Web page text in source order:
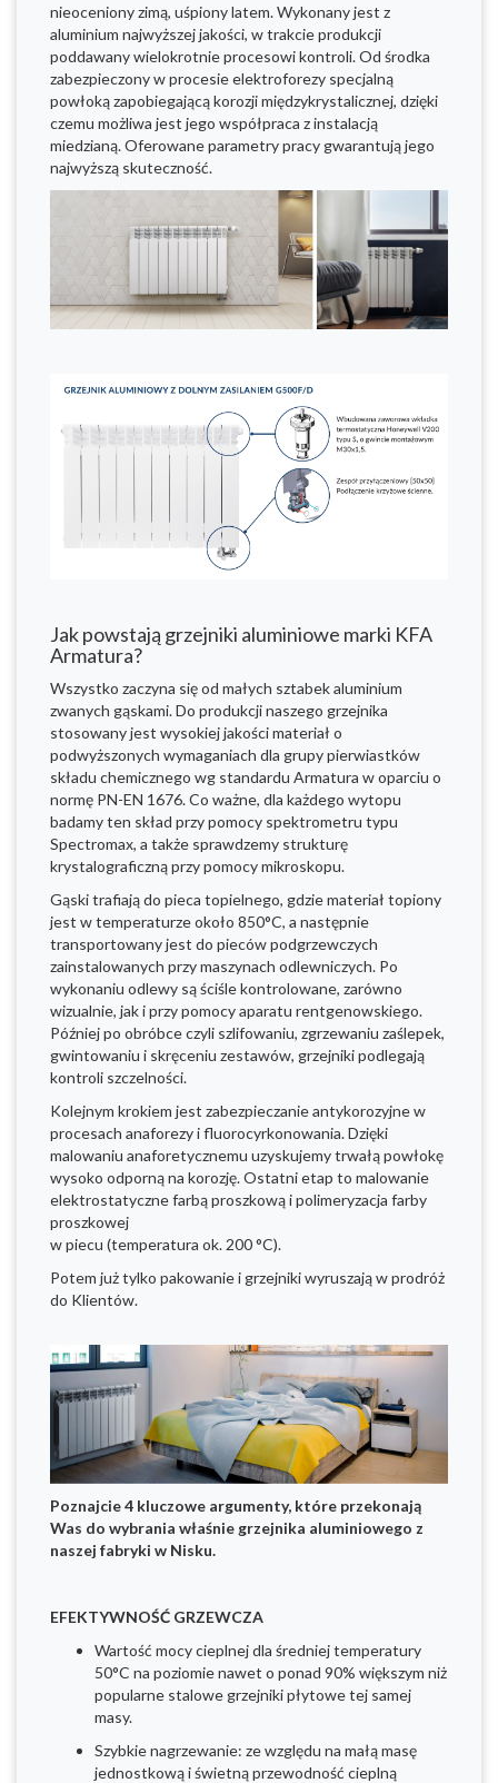
nieoceniony zimą, uśpiony latem. Wykonany jest z
aluminium najwyższej jakości, w trakcie produkcji
poddawany wielokrotnie procesowi kontroli. Od środka
zabezpieczony w procesie elektroforezy specjalną
powłoką zapobiegającą korozji międzykrystalicznej, dzięki
czemu możliwa jest jego współpraca z instalacją
miedzianą. Oferowane parametry pracy gwarantują jego
najwyższą skuteczność.
Jak powstają grzejniki aluminiowe marki KFA
Armatura?
Wszystko zaczyna się od małych sztabek aluminium
zwanych gąskami. Do produkcji naszego grzejnika
stosowany jest wysokiej jakości materiał o
podwyższonych wymaganiach dla grupy pierwiastków
składu chemicznego wg standardu Armatura w oparciu o
normę PN-EN 1676. Co ważne, dla każdego wytopu
badamy ten skład przy pomocy spektrometru typu
Spectromax, a także sprawdzemy strukturę
krystalograficzną przy pomocy mikroskopu.
Gąski trafiają do pieca topielnego, gdzie materiał topiony
jest w temperaturze około 850°C, a następnie
transportowany jest do pieców podgrzewczych
zainstalowanych przy maszynach odlewniczych. Po
wykonaniu odlewy są ściśle kontrolowane, zarówno
wizualnie, jak i przy pomocy aparatu rentgenowskiego.
Później po obróbce czyli szlifowaniu, zgrzewaniu zaślepek,
gwintowaniu i skręceniu zestawów, grzejniki podlegają
kontroli szczelności.
Kolejnym krokiem jest zabezpieczanie antykorozyjne w
procesach anaforezy i fluorocyrkonowania. Dzięki
malowaniu anaforetycznemu uzyskujemy trwałą powłokę
wysoko odporną na korozję. Ostatni etap to malowanie
elektrostatyczne farbą proszkową i polimeryzacja farby
proszkowej
w piecu (temperatura ok. 200 °C).
Potem już tylko pakowanie i grzejniki wyruszają w prodróż
do Klientów.
Poznajcie 4 kluczowe argumenty, które przekonają
Was do wybrania właśnie grzejnika aluminiowego z
naszej fabryki w Nisku.
EFEKTYWNOŚĆ GRZEWCZA
Wartość mocy cieplnej dla średniej temperatury
50°C na poziomie nawet o ponad 90% większym niż
popularne stalowe grzejniki płytowe tej samej
masy.
Szybkie nagrzewanie: ze względu na małą masę
jednostkową i świetną przewodność cieplną